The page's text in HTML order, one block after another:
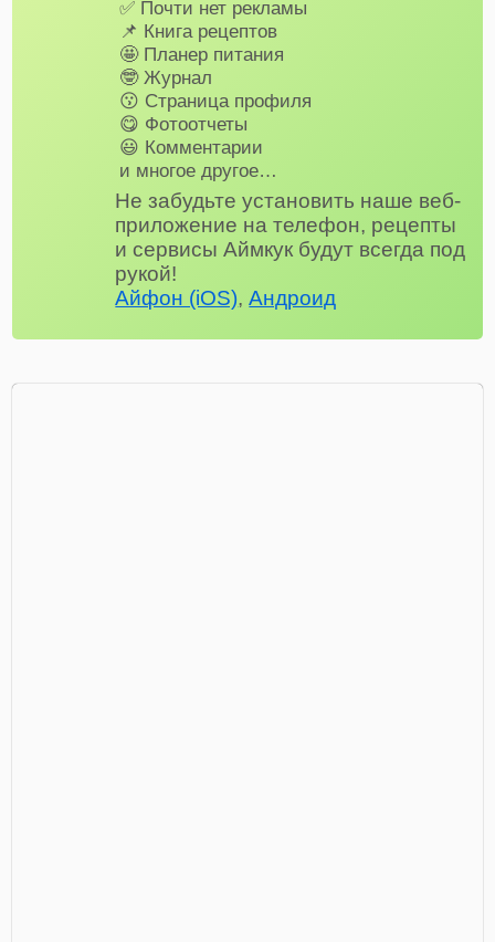
✅ Почти нет рекламы
📌 Книга рецептов
🤩 Планер питания
🤓 Журнал
😗 Страница профиля
😋 Фотоотчеты
😃 Комментарии
и многое другое…
Не забудьте установить наше веб-
приложение на телефон, рецепты
и сервисы Аймкук будут всегда под
рукой!
Айфон (iOS),Андроид